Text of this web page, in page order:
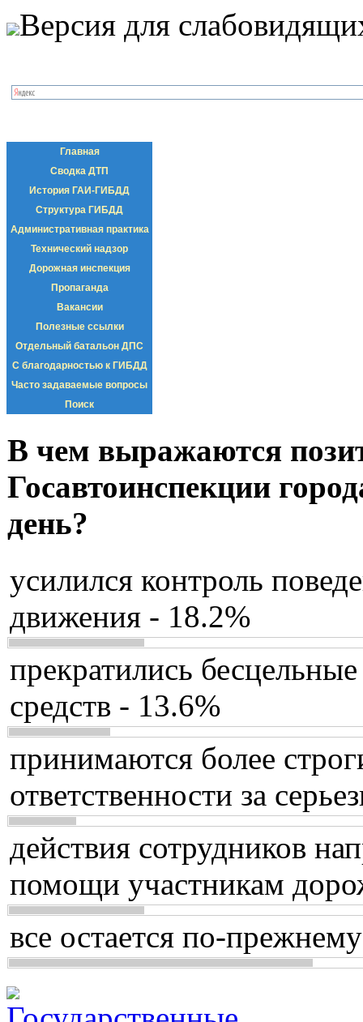
Версия для
Главная
Сводка ДТП
История ГАИ-ГИБДД
Структура ГИБДД
Административная практика
Технический надзор
Дорожная инспекция
Пропаганда
Вакансии
Полезные ссылки
Отдельный батальон ДПС
С благодарностью к ГИБДД
Часто задаваемые вопросы
Поиск
В чем выражаются
Госавтоинспекции
день?
усилился контроль
движения - 18.2%
прекратились
средств - 13.6%
принимаются более
ответственности за
действия сотрудников
помощи участникам
все остается по-